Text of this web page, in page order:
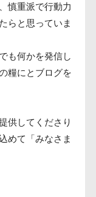
慎重派で行動力
らと思っていま
も何かを発信し
糧にとブログを
供してくださり
めて「みなさま